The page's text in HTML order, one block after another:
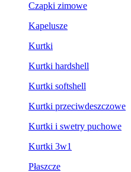
Czapki zimowe
Kapelusze
Kurtki
Kurtki hardshell
Kurtki softshell
Kurtki przeciwdeszczowe
Kurtki i swetry puchowe
Kurtki 3w1
Płaszcze